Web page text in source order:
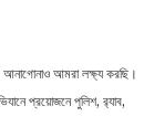
আনাগোনাও আমরা লক্ষ্য করছি।
প্রয়োজনে পুলিশ, র‌্যাব,